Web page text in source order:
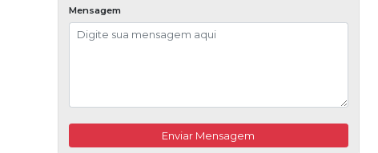
Mensagem
Enviar Mensagem